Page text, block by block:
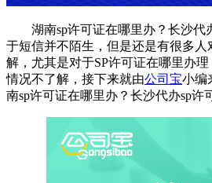
湖南sp许可证在哪里办？长沙代
于短信并不陌生，但是还是有很多人
解，尤其是对于SP许可证在哪里办
情况不了解，接下来就由公司宝小编
南sp许可证在哪里办？长沙代办sp许